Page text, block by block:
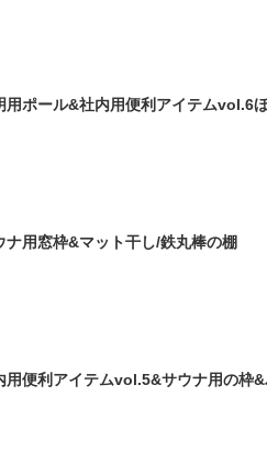
ポール&社内用便利アイテムvol.6
用窓枠&マット干し/鉄丸棒の棚
便利アイテムvol.5&サウナ用の枠